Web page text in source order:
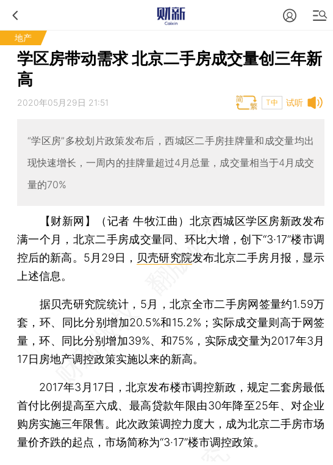
地产
学区房带动需求 北京二手房成交量创三年新
高
试听
2020年05月29日 21:51 T中
“学区房”多校划片政策发布后，西城区二手房挂牌量和成交量均出
现快速增长，一周内的挂牌量超过4月总量，成交量相当于4月成交
量的70%
【财新网】（记者 牛牧江曲） 北京西城区学区房新政发布
满一个月，北京二手房成交量同、环比大增，创下“3·17”楼市调
控后的新高。5月29日， 贝壳研究院发布北京二手房月报，显示
上述信息。
据贝壳研究院统计，5月，北京全市二手房网签量约1.59万
套，环、同比分别增加20.5%和15.2%；实际成交量则高于网签
量，环、同比分别增加39%、和75%，实际成交量为2017年3月
17日房地产调控政策实施以来的新高。
2017年3月17日，北京发布楼市调控新政，规定二套房最低
首付比例提高至六成、最高贷款年限由30年降至25年、对企业
购房实施三年限售。此次政策调控力度大，成为北京二手房市场
量价齐跌的起点，市场简称为“3·17”楼市调控政策。